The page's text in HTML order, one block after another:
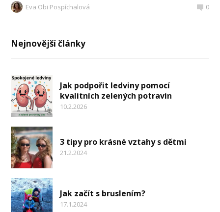
Eva Obi Pospíchalová 0
Nejnovější články
Jak podpořit ledviny pomocí
kvalitních zelených potravin
10.2.2026
3 tipy pro krásné vztahy s dětmi
21.2.2024
Jak začít s bruslením?
17.1.2024